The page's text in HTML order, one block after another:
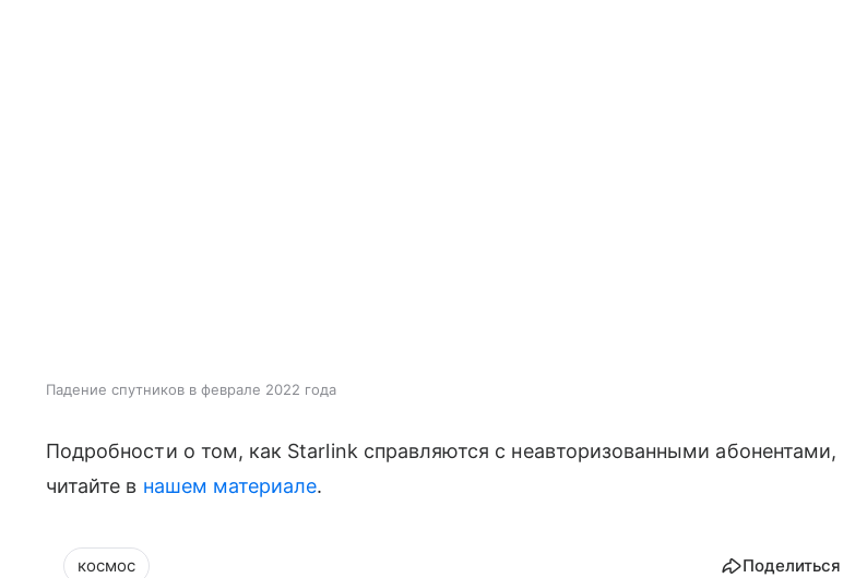
Падение спутников в феврале 2022 года
Подробности о том, как Starlink справляются с неавторизованными абонентами,
читайте в нашем материале.
космос Поделиться